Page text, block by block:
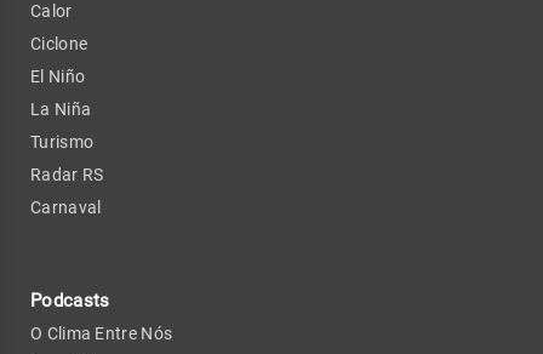
Calor
Ciclone
El Niño
La Niña
Turismo
Radar RS
Carnaval
Podcasts
O Clima Entre Nós